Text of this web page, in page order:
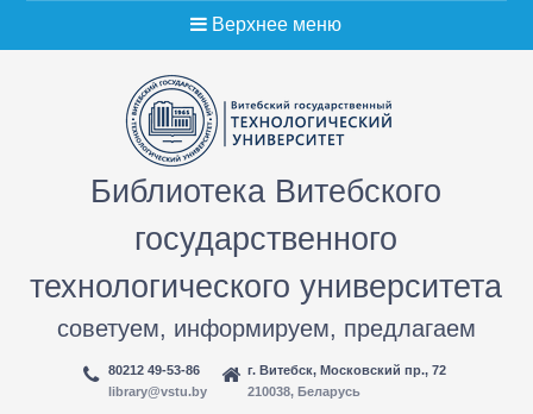
к
содержимому
Верхнее меню
Библиотека Витебского
государственного
технологического университета
советуем, информируем, предлагаем
80212 49-53-86
library@vstu.by
г. Витебск, Московский пр., 72
210038, Беларусь